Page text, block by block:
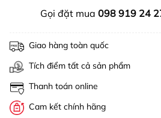
Gọi đặt mua 098 919 24
Giao hàng toàn quốc
Tích điểm tất cả sản phẩm
Thanh toán online
Cam kết chính hãng